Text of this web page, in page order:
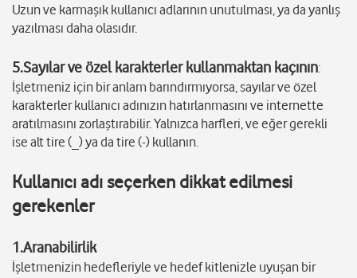
Uzun ve karmaşık kullanıcı adlarının unutulması, ya da yanlış
yazılması daha olasıdır.
5.Sayılar ve özel karakterler kullanmaktan kaçının:
İşletmeniz için bir anlam barındırmıyorsa, sayılar ve özel
karakterler kullanıcı adınızın hatırlanmasını ve internette
aratılmasını zorlaştırabilir. Yalnızca harfleri, ve eğer gerekli
ise alt tire (_) ya da tire (-) kullanın.
Kullanıcı adı seçerken dikkat edilmesi
gerekenler
1.Aranabilirlik
İşletmenizin hedefleriyle ve hedef kitlenizle uyuşan bir